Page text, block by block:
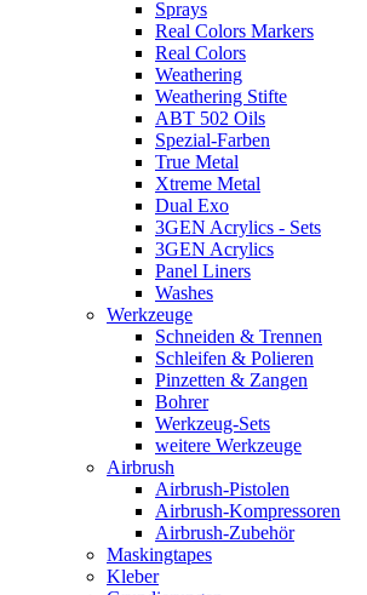
Sprays
Real Colors Markers
Real Colors
Weathering
Weathering Stifte
ABT 502 Oils
Spezial-Farben
True Metal
Xtreme Metal
Dual Exo
3GEN Acrylics - Sets
3GEN Acrylics
Panel Liners
Washes
Werkzeuge
Schneiden & Trennen
Schleifen & Polieren
Pinzetten & Zangen
Bohrer
Werkzeug-Sets
weitere Werkzeuge
Airbrush
Airbrush-Pistolen
Airbrush-Kompressoren
Airbrush-Zubehör
Maskingtapes
Kleber